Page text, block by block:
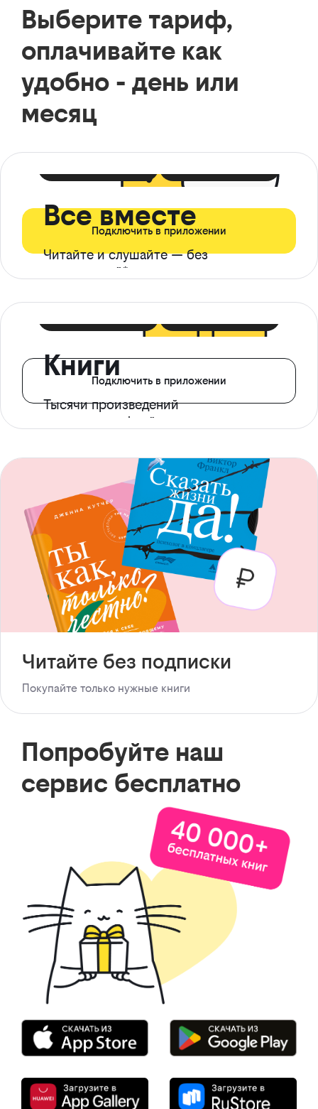
Выберите тариф,
оплачивайте как
удобно - день или
месяц
Все вместе
Читайте и слушайте — без
ограничений*
Подключить в приложении
Книги
Тысячи произведений
с доступом офлайн
Подключить в приложении
Читайте без подписки
Покупайте только нужные книги
Попробуйте наш
сервис бесплатно